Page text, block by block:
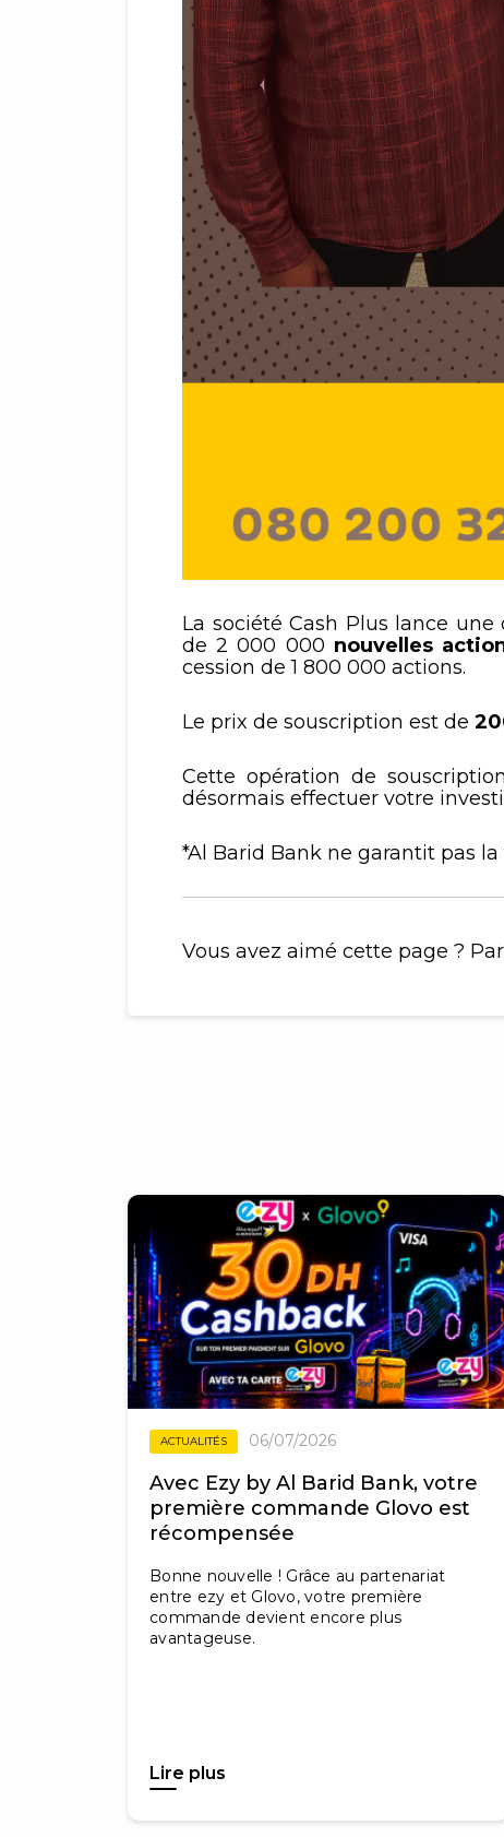
La société Cash Plus lance
de 2 000 000 nouvelles
cession de 1 800 000 actions.
Le prix de souscription est de
Cette opération de
désormais effectuer votre
*Al Barid Bank ne garantit pas la
Vous avez aimé cette page ?
ACTUALITÉS 06/07/2026
Avec Ezy by Al Barid Bank, votre
première commande Glovo est
récompensée
Bonne nouvelle ! Grâce au partenariat
entre ezy et Glovo, votre première
commande devient encore plus
avantageuse.
Lire plus